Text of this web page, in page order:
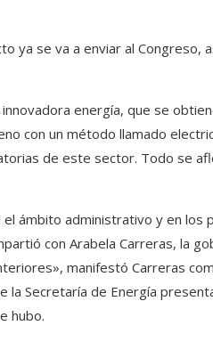
ya se va a enviar al Congreso,
energía, que se
con un método llamado
de este sector. Todo se
ámbito administrativo y en los
con Arabela Carreras, la
manifestó Carreras
la Secretaría de Energía
hubo.